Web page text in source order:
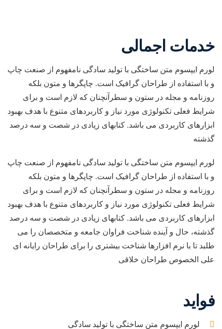
خدمات اجمالی
لورم ایپسوم متن ساختگی با تولید سادگی نامفهوم از صنعت چاپ
و با استفاده از طراحان گرافیک است. چاپگرها و متون بلکه
روزنامه و مجله در ستون و سطرآنچنان که لازم است و برای
شرایط فعلی تکنولوژی مورد نیاز و کاربردهای متنوع با هدف بهبود
ابزارهای کاربردی می باشد. کتابهای زیادی در شصت و سه درصد
گذشته
لورم ایپسوم متن ساختگی با تولید سادگی نامفهوم از صنعت چاپ
و با استفاده از طراحان گرافیک است. چاپگرها و متون بلکه
روزنامه و مجله در ستون و سطرآنچنان که لازم است و برای
شرایط فعلی تکنولوژی مورد نیاز و کاربردهای متنوع با هدف بهبود
ابزارهای کاربردی می باشد. کتابهای زیادی در شصت و سه درصد
گذشته، حال و آینده شناخت فراوان جامعه و متخصصان را می
طلبد تا با نرم افزارها شناخت بیشتری را برای طراحان رایانه ای
علی الخصوص طراحان خلاقی
فواید
لورم ایپسوم متن ساختگی با تولید سادگی